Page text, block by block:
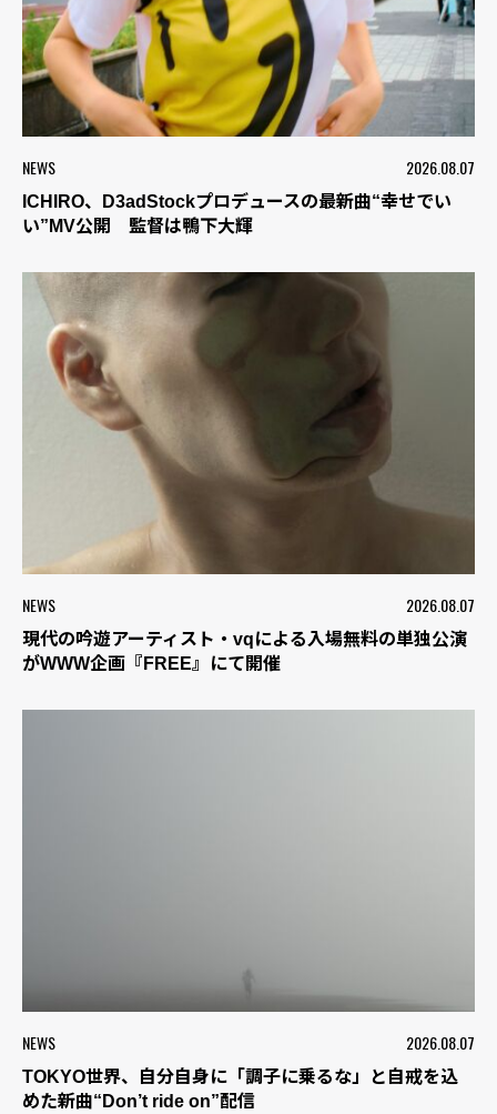
NEWS 2026.08.07
ICHIRO、D3adStockプロデュースの最新曲“幸せでい
い”MV公開 監督は鴨下大輝
NEWS 2026.08.07
現代の吟遊アーティスト・vqによる入場無料の単独公演
がWWW企画『FREE』にて開催
NEWS 2026.08.07
TOKYO世界、自分自身に「調子に乗るな」と自戒を込
めた新曲“Don’t ride on”配信